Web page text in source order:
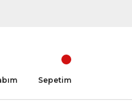
Sepetim